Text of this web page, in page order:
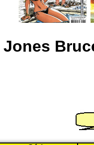
Jones